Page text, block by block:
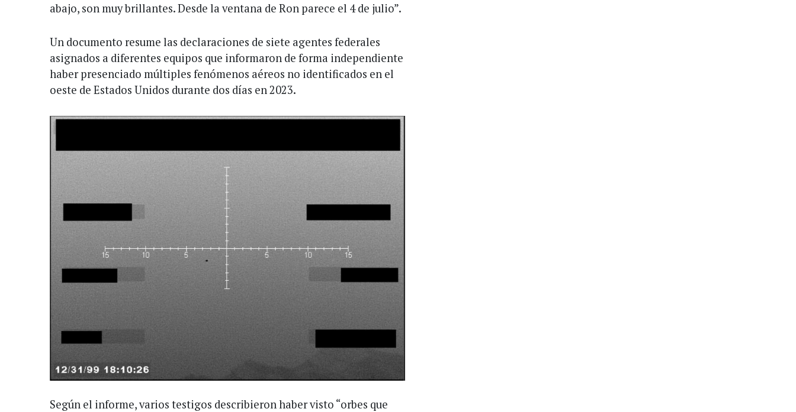
abajo, son muy brillantes. Desde la ventana de Ron parece el 4 de julio”.
Un documento resume las declaraciones de siete agentes federales
asignados a diferentes equipos que informaron de forma independiente
haber presenciado múltiples fenómenos aéreos no identificados en el
oeste de Estados Unidos durante dos días en 2023.
Según el informe, varios testigos describieron haber visto “orbes que